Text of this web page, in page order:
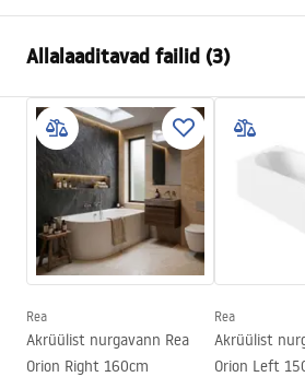
Värv
Materjal
Akrüül
Pikkus
1595
Laius
750mm
Kõrgus
Paigalduskülg
Kork ja sifoon komplektis
Garantii
Allalaaditavad failid (3)
Turvalisuse teave
WARUNKI_BEZPIECZENSTWA_WANNY.pdf
Garantiitingimused
Orion_160_170.pdf
Rea
Akrüülist nurgavann Rea
Orion Right 160cm
Rea
Akrüülist
Orion Left